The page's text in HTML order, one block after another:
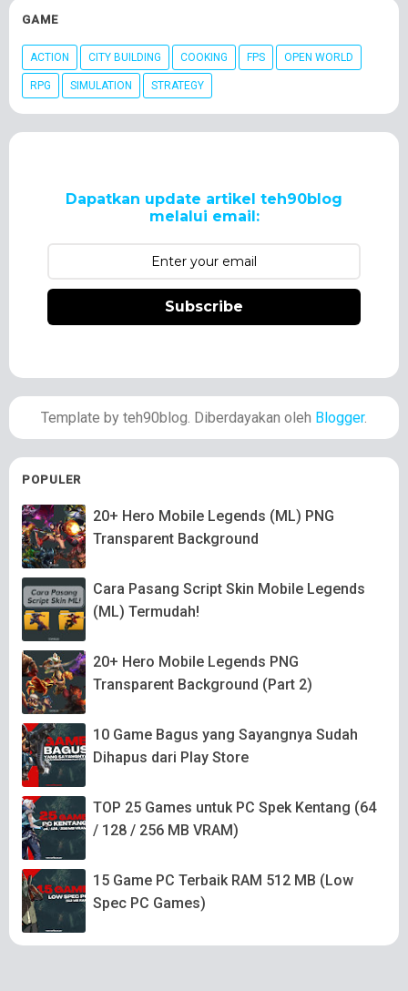
GAME
ACTION CITY BUILDING COOKING FPS OPEN WORLD
RPG SIMULATION STRATEGY
Dapatkan update artikel teh90blog
melalui email:
Subscribe
Template by teh90blog. Diberdayakan oleh Blogger.
POPULER
20+ Hero Mobile Legends (ML) PNG
Transparent Background
Cara Pasang Script Skin Mobile Legends
(ML) Termudah!
20+ Hero Mobile Legends PNG
Transparent Background (Part 2)
10 Game Bagus yang Sayangnya Sudah
Dihapus dari Play Store
TOP 25 Games untuk PC Spek Kentang (64
/ 128 / 256 MB VRAM)
15 Game PC Terbaik RAM 512 MB (Low
Spec PC Games)